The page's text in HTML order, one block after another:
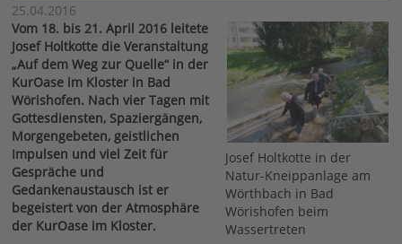
25.04.2016
Josef Holtkotte in der
Natur-Kneippanlage am
Wörthbach in Bad
Wörishofen beim
Wassertreten
Vom 18. bis 21. April 2016 leitete
Josef Holtkotte die Veranstaltung
„Auf dem Weg zur Quelle“ in der
KurOase im Kloster in Bad
Wörishofen. Nach vier Tagen mit
Gottesdiensten, Spaziergängen,
Morgengebeten, geistlichen
Impulsen und viel Zeit für
Gespräche und
Gedankenaustausch ist er
begeistert von der Atmosphäre
der KurOase im Kloster.